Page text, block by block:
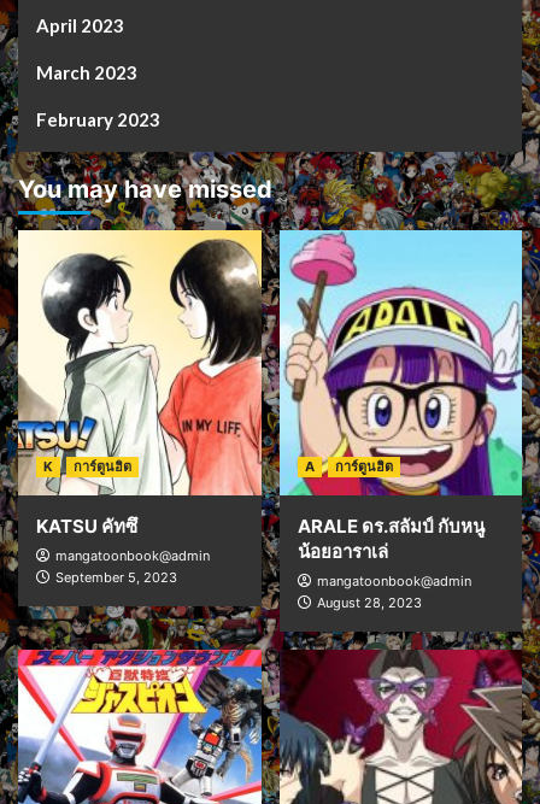
April 2023
March 2023
February 2023
You may have missed
K การ์ตูนฮิต
KATSU คัทซึ
mangatoonbook@admin
September 5, 2023
A การ์ตูนฮิต
ARALE ดร.สลัมป์ กับหนู
น้อยอาราเล่
mangatoonbook@admin
August 28, 2023